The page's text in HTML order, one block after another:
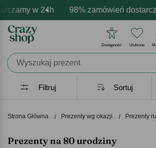
w 24h 98% zamówień dostarczamy
produktów Profesjonalna
- zawsze udane prezenty
Dostępność Ulubione
Strona Główna Prezenty wg okazji Prezenty
Prezenty na 80 urodziny
Filtruj Sortuj